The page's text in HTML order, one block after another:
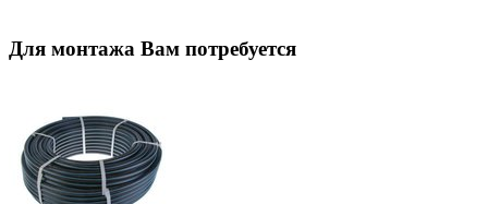
Для монтажа Вам потребуется